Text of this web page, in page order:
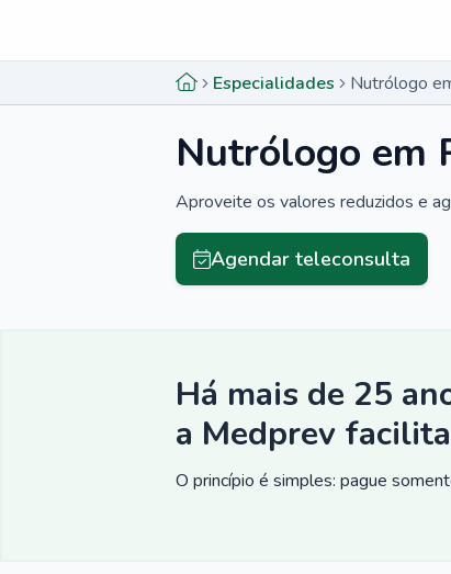
Especialidades Nutrólogo
Nutrólogo em
Aproveite os valores reduzidos e
Agendar teleconsulta
Há mais de 25
a Medprev
O princípio é simples: pague